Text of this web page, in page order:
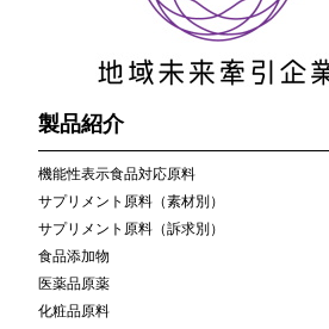
製品紹介
機能性表示食品対応原料
サプリメント原料（素材別）
サプリメント原料（訴求別）
食品添加物
医薬品原薬
化粧品原料